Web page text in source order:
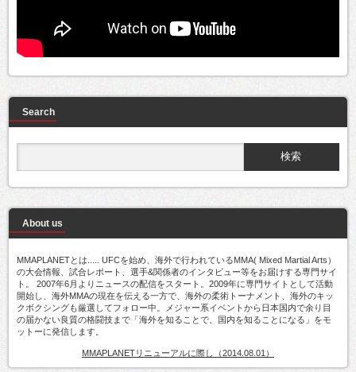
Search
About us
MMAPLANETとは..... UFCを始め、海外で行われているMMA( Mixed Martial Arts）
の大会情報、試合レポート、選手&関係者のインタビュー等をお届けする専門サイ
ト。 2007年6月よりニュースの配信をスタート。2009年に専門サイトとして活動
開始し、海外MMAの現在を伝える一方で、海外の柔術トーナメント、海外のキッ
クボクシングも厳選してフォロー中。メジャー系イベントから日本国内で余り目
の届かない良質の格闘技まで「海外を知ることで、国内を知ることになる」をモ
ットーに発信します。
MMAPLANETリニューアルに際し（2014.08.01）